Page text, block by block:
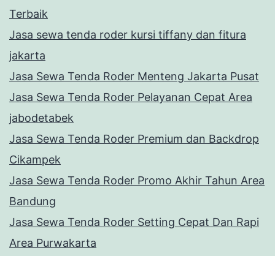
Terbaik
Jasa sewa tenda roder kursi tiffany dan fitura
jakarta
Jasa Sewa Tenda Roder Menteng Jakarta Pusat
Jasa Sewa Tenda Roder Pelayanan Cepat Area
jabodetabek
Jasa Sewa Tenda Roder Premium dan Backdrop
Cikampek
Jasa Sewa Tenda Roder Promo Akhir Tahun Area
Bandung
Jasa Sewa Tenda Roder Setting Cepat Dan Rapi
Area Purwakarta